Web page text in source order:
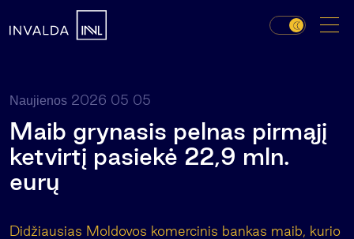
Naujienos 2026 05 05
Maib grynasis pelnas pirmąjį
ketvirtį pasiekė 22,9 mln.
eurų
Didžiausias Moldovos komercinis bankas maib, kurio